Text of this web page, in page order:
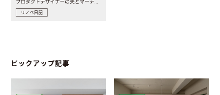
プロダクトデザイナーの夫とマーチャンダイザーの妻が、夫婦で..
リノベ日記
ピックアップ記事